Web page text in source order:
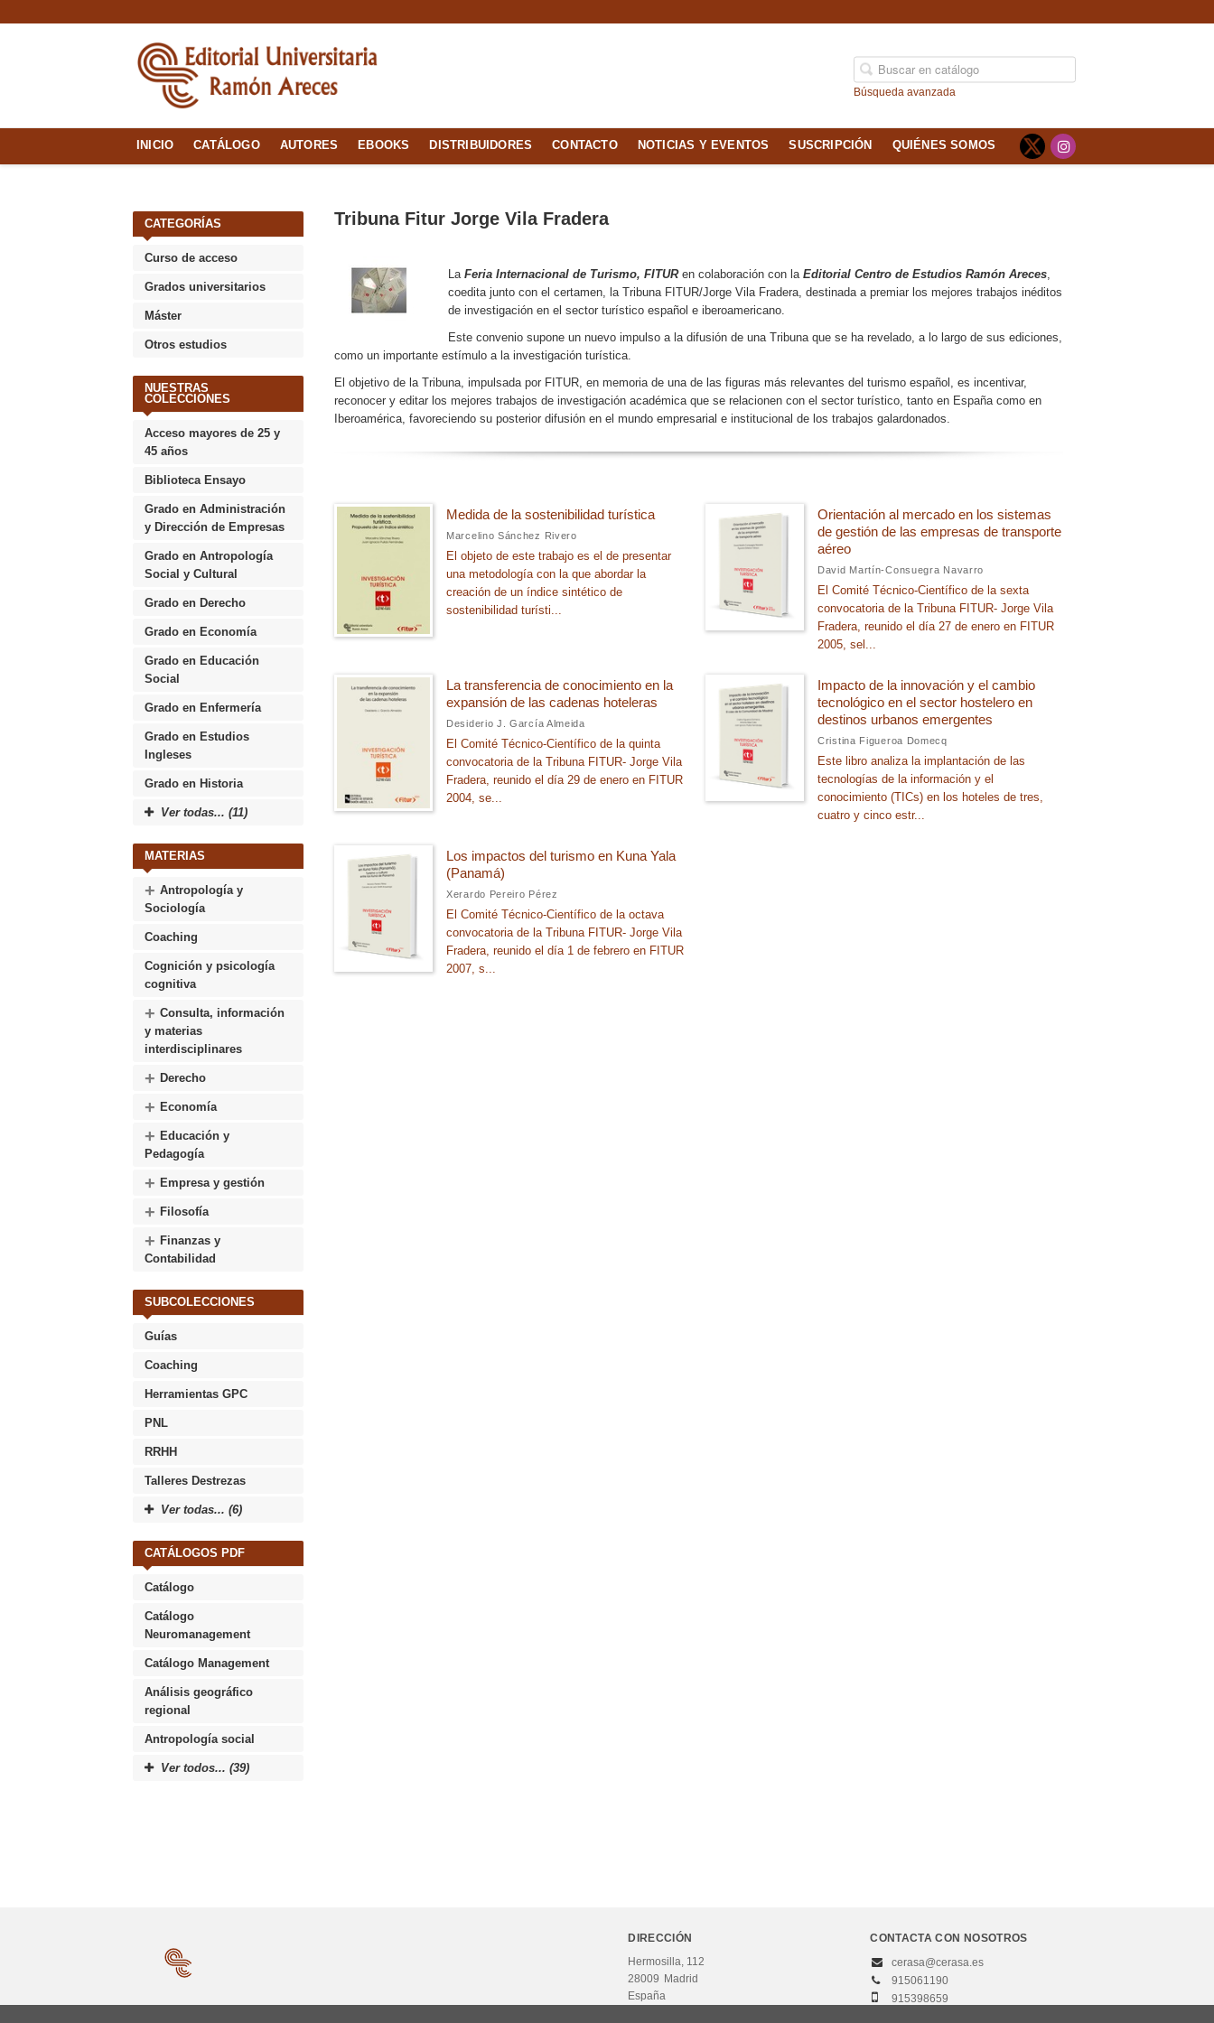
Búsqueda avanzada
INICIO CATÁLOGO AUTORES EBOOKS DISTRIBUIDORES CONTACTO NOTICIAS Y EVENTOS SUSCRIPCIÓN QUIÉNES SOMOS
CATEGORÍAS
Curso de acceso
Grados universitarios
Máster
Otros estudios
NUESTRAS
COLECCIONES
Acceso mayores de 25 y
45 años
Biblioteca Ensayo
Grado en Administración
y Dirección de Empresas
Grado en Antropología
Social y Cultural
Grado en Derecho
Grado en Economía
Grado en Educación
Social
Grado en Enfermería
Grado en Estudios
Ingleses
Grado en Historia
Ver todas... (11)
MATERIAS
+ Antropología y
Sociología
Coaching
Cognición y psicología
cognitiva
+ Consulta, información
y materias
interdisciplinares
+ Derecho
+ Economía
+ Educación y
Pedagogía
+ Empresa y gestión
+ Filosofía
+ Finanzas y
Contabilidad
SUBCOLECCIONES
Guías
Coaching
Herramientas GPC
PNL
RRHH
Talleres Destrezas
Ver todas... (6)
CATÁLOGOS PDF
Catálogo
Catálogo
Neuromanagement
Catálogo Management
Análisis geográfico
regional
Antropología social
Ver todos... (39)
Tribuna Fitur Jorge Vila Fradera
LaFeria Internacional de Turismo, FITURen colaboración con laEditorial Centro de Estudios Ramón Areces,
coedita junto con el certamen, la Tribuna FITUR/Jorge Vila Fradera, destinada a premiar los mejores trabajos inéditos
de investigación en el sector turístico español e iberoamericano.
Este convenio supone un nuevo impulso a la difusión de una Tribuna que se ha revelado, a lo largo de sus ediciones,
como un importante estímulo a la investigación turística.
El objetivo de la Tribuna, impulsada por FITUR, en memoria de una de las figuras más relevantes del turismo español, es incentivar,
reconocer y editar los mejores trabajos de investigación académica que se relacionen con el sector turístico, tanto en España como en
Iberoamérica, favoreciendo su posterior difusión en el mundo empresarial e institucional de los trabajos galardonados.
Medida de la sostenibilidad turística
Marcelino Sánchez Rivero
El objeto de este trabajo es el de presentar
una metodología con la que abordar la
creación de un índice sintético de
sostenibilidad turísti...
Orientación al mercado en los sistemas
de gestión de las empresas de transporte
aéreo
David Martín-Consuegra Navarro
El Comité Técnico-Científico de la sexta
convocatoria de la Tribuna FITUR- Jorge Vila
Fradera, reunido el día 27 de enero en FITUR
2005, sel...
La transferencia de conocimiento en la
expansión de las cadenas hoteleras
Desiderio J. García Almeida
El Comité Técnico-Científico de la quinta
convocatoria de la Tribuna FITUR- Jorge Vila
Fradera, reunido el día 29 de enero en FITUR
2004, se...
Impacto de la innovación y el cambio
tecnológico en el sector hostelero en
destinos urbanos emergentes
Cristina Figueroa Domecq
Este libro analiza la implantación de las
tecnologías de la información y el
conocimiento (TICs) en los hoteles de tres,
cuatro y cinco estr...
Los impactos del turismo en Kuna Yala
(Panamá)
Xerardo Pereiro Pérez
El Comité Técnico-Científico de la octava
convocatoria de la Tribuna FITUR- Jorge Vila
Fradera, reunido el día 1 de febrero en FITUR
2007, s...
DIRECCIÓN
Hermosilla, 112
28009 Madrid
España
CONTACTA CON NOSOTROS
cerasa@cerasa.es
915061190
915398659